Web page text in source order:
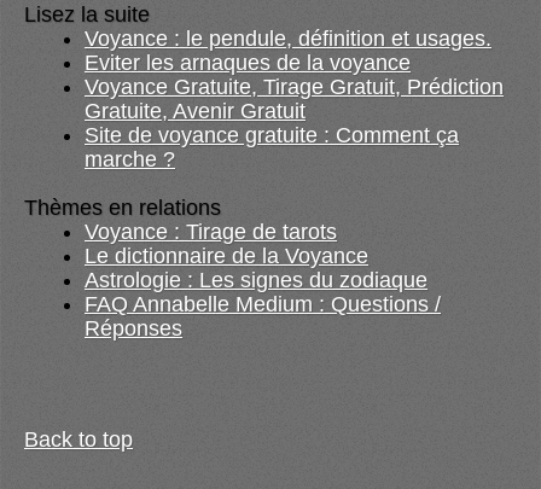
Lisez la suite
Voyance : le pendule, définition et usages.
Eviter les arnaques de la voyance
Voyance Gratuite, Tirage Gratuit, Prédiction
Gratuite, Avenir Gratuit
Site de voyance gratuite : Comment ça
marche ?
Thèmes en relations
Voyance : Tirage de tarots
Le dictionnaire de la Voyance
Astrologie : Les signes du zodiaque
FAQ Annabelle Medium : Questions /
Réponses
Back to top